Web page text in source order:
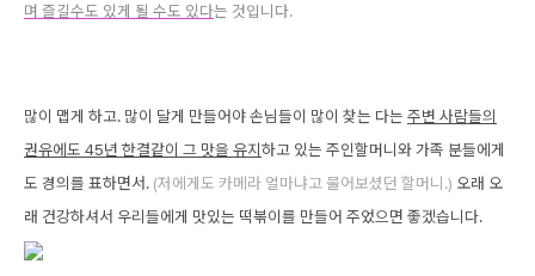
며 즐길수도 있게 될 수도 있다는 것입니다.
많이 맵게 하고. 많이 달게 만들어야 손님들이 많이 찾는 다는 주변 사람들의
권유에도 45년 한결같이 그 맛을 유지하고 있는 주인할머니와 가족 분들에게
도 경의를 표하면서. (저에게도 카메라 얼마냐고 물어보셨던 할머니.) 오래 오
래 건강하셔서 우리들에게 맛있는 떡볶이를 만들어 주었으면 좋겠습니다.